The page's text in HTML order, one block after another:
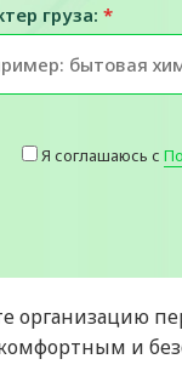
груза: *
Я соглашаюсь с
организацию
и